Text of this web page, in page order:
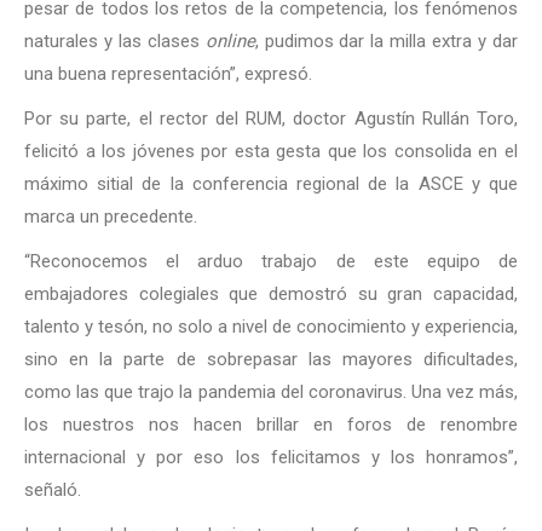
pesar de todos los retos de la competencia, los fenómenos
naturales y las clases online, pudimos dar la milla extra y dar
una buena representación”, expresó.
Por su parte, el rector del RUM, doctor Agustín Rullán Toro,
felicitó a los jóvenes por esta gesta que los consolida en el
máximo sitial de la conferencia regional de la ASCE y que
marca un precedente.
“Reconocemos el arduo trabajo de este equipo de
embajadores colegiales que demostró su gran capacidad,
talento y tesón, no solo a nivel de conocimiento y experiencia,
sino en la parte de sobrepasar las mayores dificultades,
como las que trajo la pandemia del coronavirus. Una vez más,
los nuestros nos hacen brillar en foros de renombre
internacional y por eso los felicitamos y los honramos”,
señaló.